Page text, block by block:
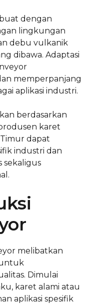
dengan
lingkungan
debu vulkanik
dibawa. Adaptasi
memperpanjang
aplikasi industri.
berdasarkan
karet
dapat
industri dan
sekaligus
melibatkan
Dimulai
karet alami atau
aplikasi spesifik